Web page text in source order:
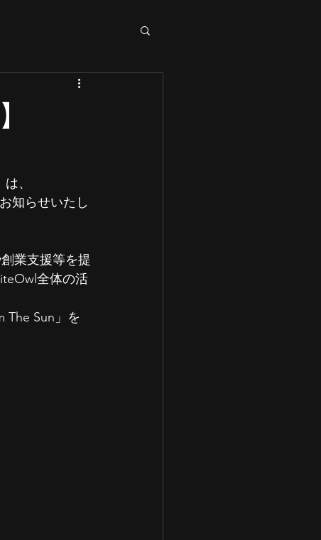
、
知らせいたし
業支援等を提
全体の活
The Sun」を